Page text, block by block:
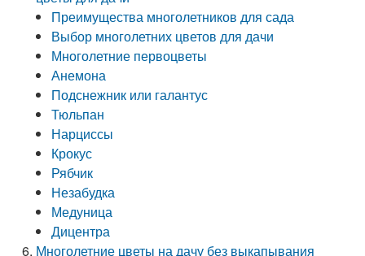
Преимущества многолетников для сада
Выбор многолетних цветов для дачи
Многолетние первоцветы
Анемона
Подснежник или галантус
Тюльпан
Нарциссы
Крокус
Рябчик
Незабудка
Медуница
Дицентра
Многолетние цветы на дачу без выкапывания